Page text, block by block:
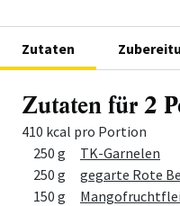
Zutaten
Zutaten für 2
410 kcal pro Portion
MengeZutat
250 g
TK-Garnelen
250 g
gegarte Rote
150 g